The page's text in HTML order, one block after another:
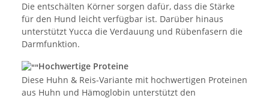
Die entschälten Körner sorgen dafür, dass die Stärke
für den Hund leicht verfügbar ist. Darüber hinaus
unterstützt Yucca die Verdauung und Rübenfasern die
Darmfunktion.
Hochwertige Proteine
Diese Huhn & Reis-Variante mit hochwertigen Proteinen
aus Huhn und Hämoglobin unterstützt den